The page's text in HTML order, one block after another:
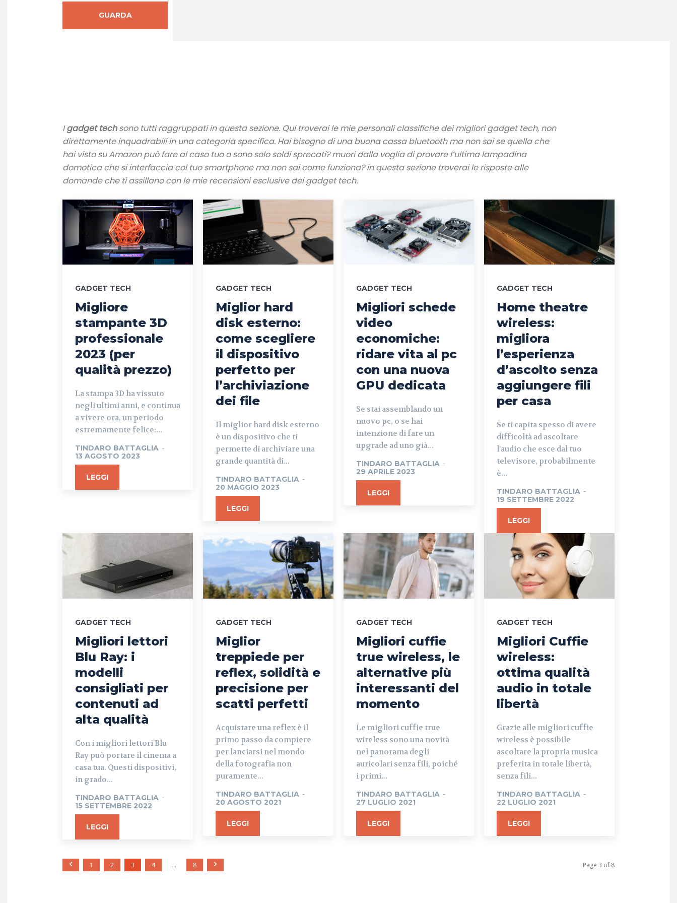
GUARDA
Igadget techsono tutti raggruppati in questa sezione. Qui troverai le mie personali classifiche dei migliori gadget tech, non
direttamente inquadrabili in una categoria specifica. Hai bisogno di una buona cassa bluetooth ma non sai se quella che
hai visto su Amazon può fare al caso tuo o sono solo soldi sprecati? muori dalla voglia di provare l’ultima lampadina
domotica che si interfaccia col tuo smartphone ma non sai come funziona? in questa sezione troverai le risposte alle
domande che ti assillano con le mie recensioni esclusive dei gadget tech.
GADGET TECH
Migliore
stampante 3D
professionale
2023 (per
qualità prezzo)
La stampa 3D ha vissuto
negli ultimi anni, e continua
a vivere ora, un periodo
estremamente felice:...
TINDARO BATTAGLIA -
13 AGOSTO 2023
LEGGI
GADGET TECH
Miglior hard
disk esterno:
come scegliere
il dispositivo
perfetto per
l’archiviazione
dei file
Il miglior hard disk esterno
è un dispositivo che ti
permette di archiviare una
grande quantità di...
TINDARO BATTAGLIA -
20 MAGGIO 2023
LEGGI
GADGET TECH
Migliori schede
video
economiche:
ridare vita al pc
con una nuova
GPU dedicata
Se stai assemblando un
nuovo pc, o se hai
intenzione di fare un
upgrade ad uno già...
TINDARO BATTAGLIA -
29 APRILE 2023
LEGGI
GADGET TECH
Home theatre
wireless:
migliora
l’esperienza
d’ascolto senza
aggiungere fili
per casa
Se ti capita spesso di avere
difficoltà ad ascoltare
l'audio che esce dal tuo
televisore, probabilmente
è...
TINDARO BATTAGLIA -
19 SETTEMBRE 2022
LEGGI
GADGET TECH
Migliori lettori
Blu Ray: i
modelli
consigliati per
contenuti ad
alta qualità
Con i migliori lettori Blu
Ray può portare il cinema a
casa tua. Questi dispositivi,
in grado...
TINDARO BATTAGLIA -
15 SETTEMBRE 2022
LEGGI
GADGET TECH
Miglior
treppiede per
reflex, solidità e
precisione per
scatti perfetti
Acquistare una reflex è il
primo passo da compiere
per lanciarsi nel mondo
della fotografia non
puramente...
TINDARO BATTAGLIA -
20 AGOSTO 2021
LEGGI
GADGET TECH
Migliori cuffie
true wireless, le
alternative più
interessanti del
momento
Le migliori cuffie true
wireless sono una novità
nel panorama degli
auricolari senza fili, poiché
i primi...
TINDARO BATTAGLIA -
27 LUGLIO 2021
LEGGI
GADGET TECH
Migliori Cuffie
wireless:
ottima qualità
audio in totale
libertà
Grazie alle migliori cuffie
wireless è possibile
ascoltare la propria musica
preferita in totale libertà,
senza fili...
TINDARO BATTAGLIA -
22 LUGLIO 2021
LEGGI
1 2 3 4 ... 8 Page 3 of 8